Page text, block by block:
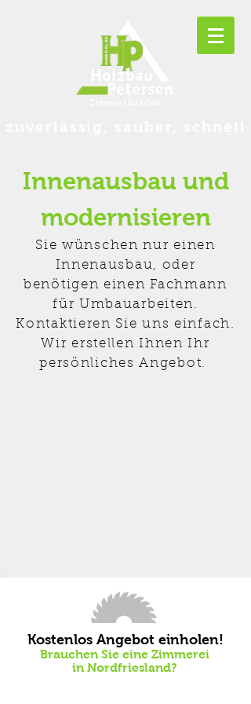
Innenausbau und
modernisieren
Sie wünschen nur einen
Innenausbau, oder
benötigen einen Fachmann
für Umbauarbeiten.
Kontaktieren Sie uns einfach.
Wir erstellen Ihnen Ihr
persönliches Angebot.
Kostenlos Angebot einholen!
Brauchen Sie eine Zimmerei
in Nordfriesland?